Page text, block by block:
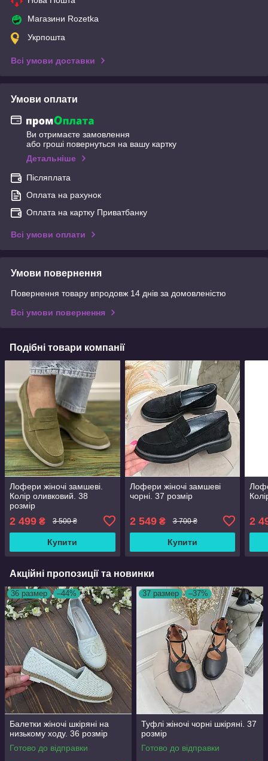
Магазини Rozetka
Укрпошта
Всі умови доставки
Умови оплати
Ви отримаєте замовлення
або гроші повернуться на вашу картку
Детальніше
Післяплата
Оплата на рахунок
Оплата на картку Приватбанку
Всі умови оплати
Умови повернення
Повернення товару впродовж 14 днів за домовленістю
Всі умови повернення
Подібні товари компанії
Лофери жіночі замшеві.
Колір оливковий. 38
розмір
2 499 ₴ 3 500 ₴
Купити
Лофери жіночі замшеві
чорні. 37 розмір
2 549₴ 3 700 ₴
Купити
2
Акційні пропозиції та новинки
36 размер –44%
Балетки жіночі шкіряні на
низькому ходу. 36 розмір
Готово до відправки
37 размер –37%
Туфлі жіночі чорні шкіряні. 37
розмір
Готово до відправки